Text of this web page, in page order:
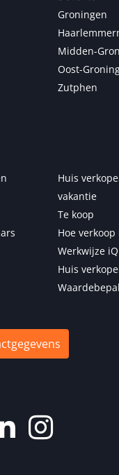
Groningen
Midden-
Oost-
Zutphen
Huis
vakantie
Te koop
Hoe
Werkwijze
Huis